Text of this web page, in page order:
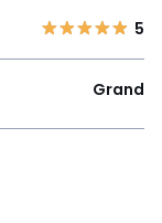
5
Grand